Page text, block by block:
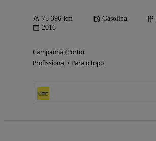
75 396 km Gasolina
2016
Campanhã (Porto)
Profissional • Para o topo